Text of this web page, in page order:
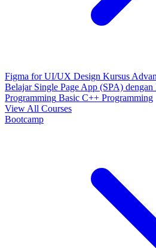
Figma for UI/UX Design Kursus
Belajar Single Page App (SPA) dengan
Programming Basic C++ Programming
View All Courses
Bootcamp